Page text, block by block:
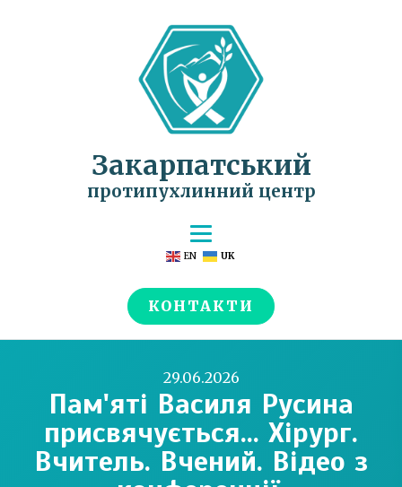
Закарпатський
протипухлинний центр
EN UK
КОНТАКТИ
29.06.2026
Пам'яті Василя Русина
присвячується... Хірург.
Вчитель. Вчений. Відео з